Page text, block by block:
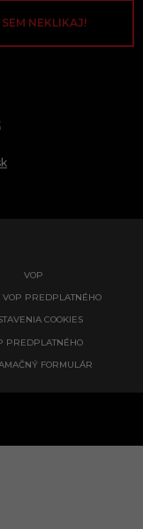
SEM NEKLIKAJ!
VOP
VOP PREDPLATNÉHO
COOKIES
PREDPLATNÉHO
FORMULÁR